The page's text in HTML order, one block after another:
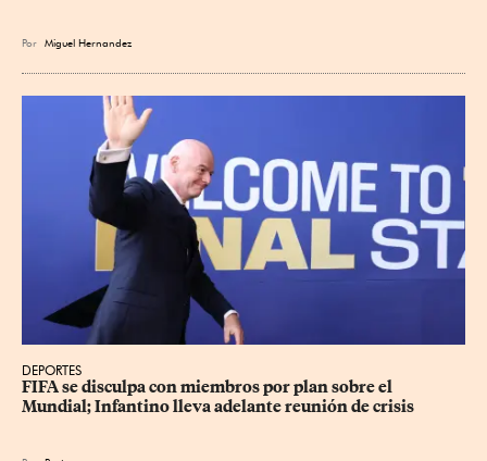
Por Miguel Hernandez
DEPORTES
FIFA se disculpa con miembros por plan sobre el
Mundial; Infantino lleva adelante reunión de crisis